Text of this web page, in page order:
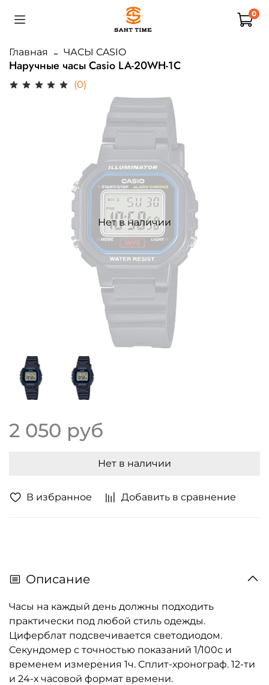
0
Главная ЧАСЫ CASIO
Наручные часы Casio LA-20WH-1C
(0)
В избранное Добавить в сравнение
Нет в наличии
2 050 руб
Нет в наличии
Описание
Часы на каждый день должны подходить
практически под любой стиль одежды.
Циферблат подсвечивается светодиодом.
Секундомер с точностью показаний 1/100с и
временем измерения 1ч. Сплит-хронограф. 12-ти
и 24-х часовой формат времени.